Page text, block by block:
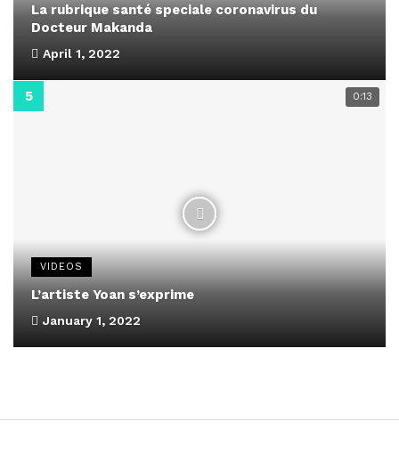
La rubrique santé speciale coronavirus du
Docteur Makanda
April 1, 2022
0:13
VIDEOS
L’artiste Yoan s’exprime
January 1, 2022